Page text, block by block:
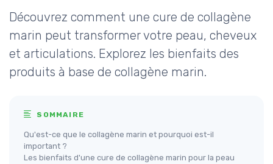
Découvrez comment une cure de collagène
marin peut transformer votre peau, cheveux
et articulations. Explorez les bienfaits des
produits à base de collagène marin.
SOMMAIRE
Qu'est-ce que le collagène marin et pourquoi est-il
important ?
Les bienfaits d'une cure de collagène marin pour la peau